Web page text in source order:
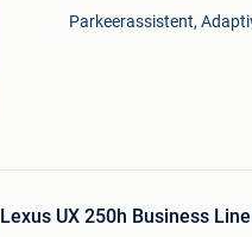
Parkeerassistent,
Lexus UX 250h Business